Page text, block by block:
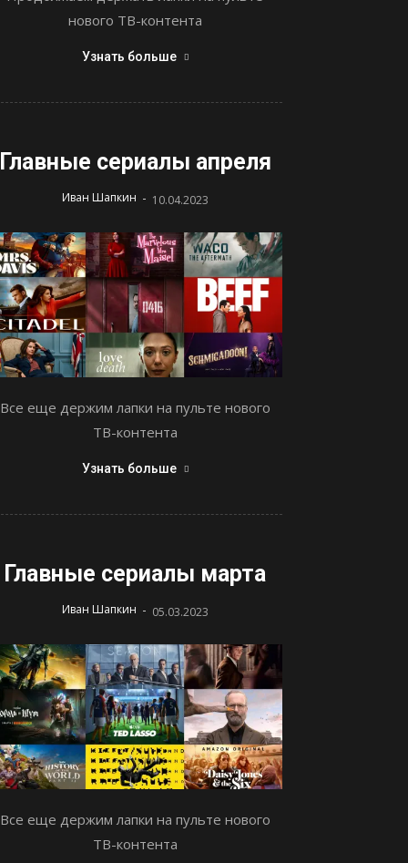
нового ТВ-контента
Узнать больше
сериалы апреля
Иван Шапкин - 10.04.2023
Все еще держим лапки на пульте нового
ТВ-контента
Узнать больше
Главные сериалы марта
Иван Шапкин - 05.03.2023
Все еще держим лапки на пульте нового
ТВ-контента